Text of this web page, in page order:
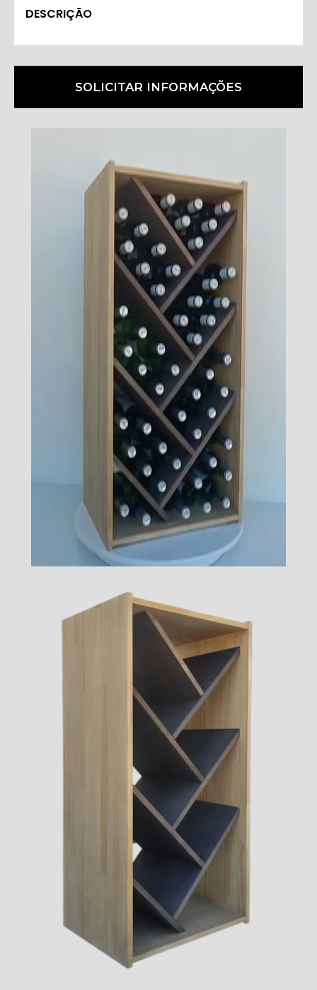
DESCRIÇÃO
SOLICITAR INFORMAÇÕES